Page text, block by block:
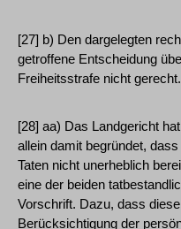
[27] b) Den dargelegten
getroffene Entscheidung
Freiheitsstrafe nicht gerecht.
[28] aa) Das Landgericht
allein damit begründet,
Taten nicht unerheblich
eine der beiden
Vorschrift. Dazu, dass
Berücksichtigung der